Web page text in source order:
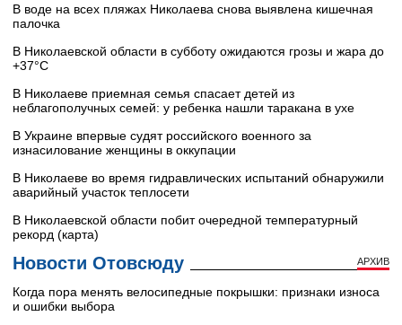
В воде на всех пляжах Николаева снова выявлена кишечная
палочка
В Николаевской области в субботу ожидаются грозы и жара до
+37°C
В Николаеве приемная семья спасает детей из
неблагополучных семей: у ребенка нашли таракана в ухе
В Украине впервые судят российского военного за
изнасилование женщины в оккупации
В Николаеве во время гидравлических испытаний обнаружили
аварийный участок теплосети
В Николаевской области побит очередной температурный
рекорд (карта)
Новости Отовсюду АРХИВ
Когда пора менять велосипедные покрышки: признаки износа
и ошибки выбора